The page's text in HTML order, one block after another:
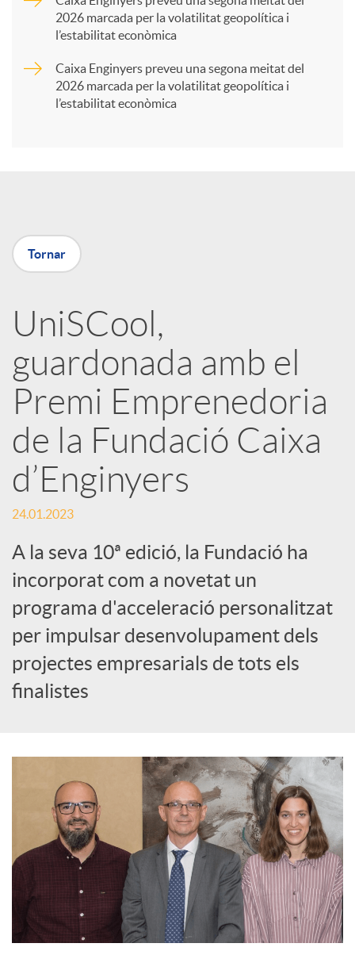
X
r
x
e
s
S
o
c
i
s
2026 marcada per la volatilitat geopolítica i
l’estabilitat econòmica
Caixa Enginyers preveu una segona meitat del
2026 marcada per la volatilitat geopolítica i
l’estabilitat econòmica
Tornar
UniSCool,
guardonada amb el
Premi Emprenedoria
de la Fundació Caixa
d’Enginyers
24.01.2023
A la seva 10ª edició, la Fundació ha
incorporat com a novetat un
programa d'acceleració personalitzat
per impulsar desenvolupament dels
projectes empresarials de tots els
finalistes